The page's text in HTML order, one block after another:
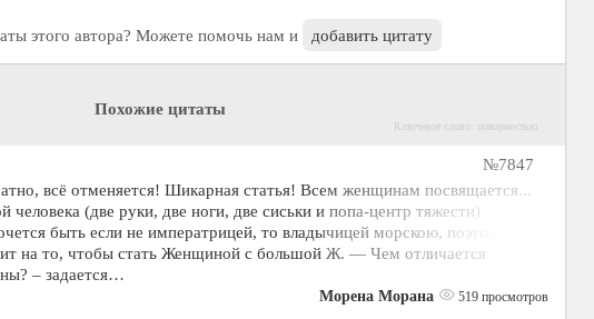
этого автора? Можете помочь нам и добавить цитату
Похожие цитаты
Ключевое слово: покорностью
№7847
всё отменяется! Шикарная статья! Всем женщинам посвящается...
человека (две руки, две ноги, две сиськи и попа-центр тяжести)
быть если не императрицей, то владычицей морскою, поэтому все
на то, чтобы стать Женщиной с большой Ж. — Чем отличается
– задается…
Морена Морана 519 просмотров